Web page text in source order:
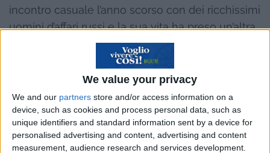
We value your privacy
We and our partners store and/or access information on a
device, such as cookies and process personal data, such as
unique identifiers and standard information sent by a device for
personalised advertising and content, advertising and content
measurement, audience research and services development.
incontro casuale l’anno scorso con dei ricchissimi
uomini d’affari russi e la sua vita ha preso un’altra
Gianni Molti, nato nel ’67 a Spoleto,
chef executive da ventisette anni
la capitale della Repubblica autonoma del
Tatarstan, in Russia, ad ottocento chilometri da
Mosca, al confine con la Siberia, dove
confluiscono il Kazanka e il Volga, davanti alla
suggestiva collina del Cremlino.